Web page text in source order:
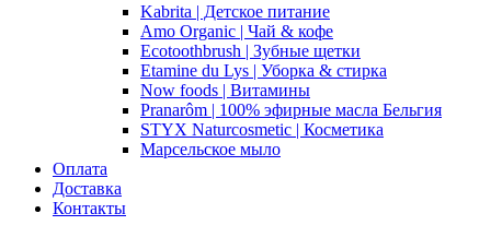
Kabrita | Детское питание
Amo Organic | Чай & кофе
Ecotoothbrush | Зубные щетки
Etamine du Lys | Уборка & стирка
Now foods | Витамины
Pranarôm | 100% эфирные масла Бельгия
STYX Naturcosmetic | Косметика
Марсельское мыло
Оплата
Доставка
Контакты